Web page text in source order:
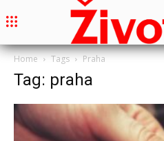
Home Tags Praha
Tag: praha